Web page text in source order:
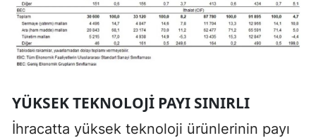
YÜKSEK TEKNOLOJI PAYI SINIRLI
İhracatta yüksek teknoloji ürünlerinin payı